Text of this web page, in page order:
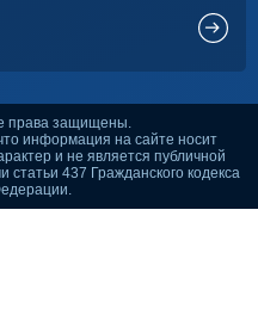
права защищены.
информация на сайте носит
и не является публичной
437 Гражданского кодекса